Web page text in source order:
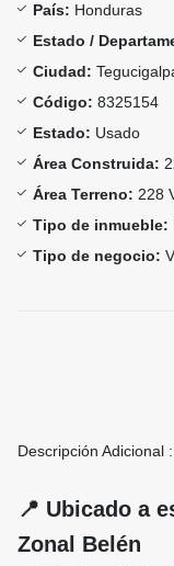
País: Honduras
Estado /
Ciudad:
Código: 8325154
Estado: Usado
Área Construida:
Área Terreno: 228
Tipo de inmueble:
Tipo de negocio:
Descripción Adicional :
📍 Ubicado a
Zonal Belén